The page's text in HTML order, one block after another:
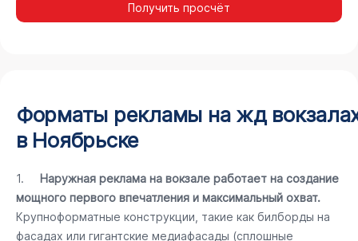
Получить просчёт
Форматы рекламы на жд
в Ноябрьске
1. Наружная реклама на вокзале работает на создание
мощного первого впечатления и максимальный охват.
Крупноформатные конструкции, такие как билборды на
фасадах или гигантские медиафасады (сплошные